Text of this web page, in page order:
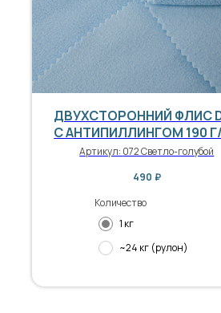
ДВУХСТОРОННИЙ ФЛИС
С АНТИПИЛЛИНГОМ 190
СВЕТЛО-ГОЛУБОЙ
Артикул: 072 Светло-голубой
490 ₽
Количество
1 кг
~24 кг (рулон)